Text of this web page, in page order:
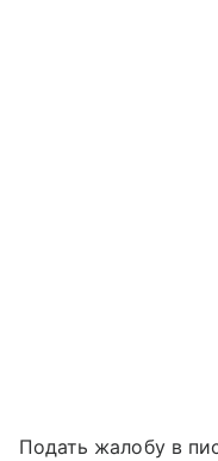
Подать жалобу в